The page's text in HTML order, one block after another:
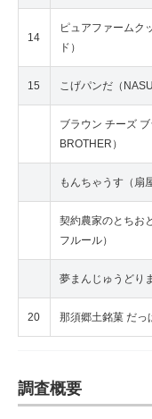
14
ピュアファームク
ド）
15 こげパンだ（
ブラウン チーズ
BROTHER）
もんちゃうす（扇
契約農家のとちお
フルール）
夢まんじゅうどり
20 那須郷土銘菓 だっ
調査概要